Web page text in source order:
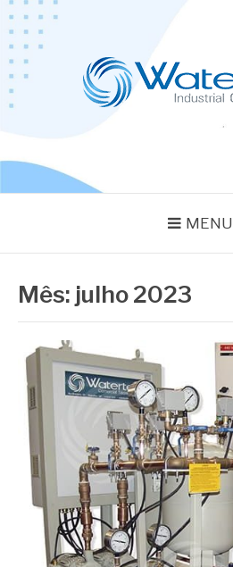
Pular
para
conteúdo
MENU
Mês: julho 2023